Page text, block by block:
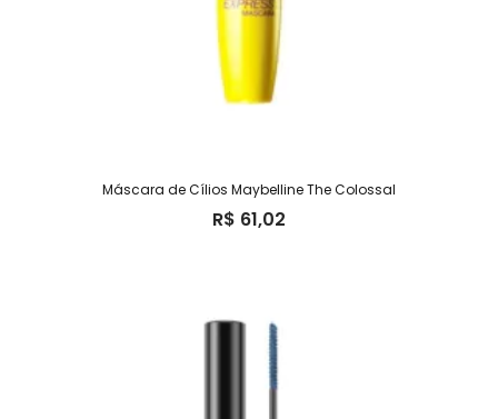
Máscara de Cílios Maybelline The Colossal
R$ 61,02